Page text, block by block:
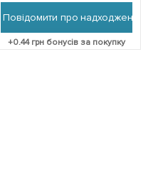
Повідомити про надходження
+0.44грн бонусів за покупку